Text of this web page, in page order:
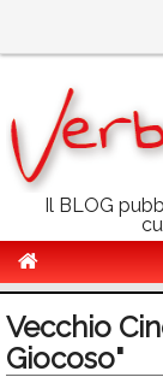
Il BLOG
Politica
Vecchio
Giocoso"